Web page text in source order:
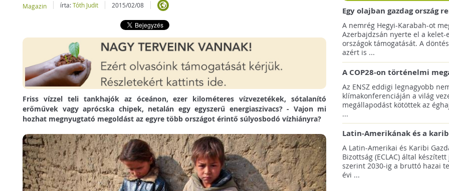
Magazin írta:Tóth Judit 2015/02/08
Friss vízzel teli tankhajók az óceánon, ezer kilométeres vízvezetékek, sótalanító
erőművek vagy aprócska chipek, netalán egy egyszerű energiaszivacs? - Vajon mi
hozhat megnyugtató megoldást az egyre több országot érintő súlyosbodó vízhiányra?
Egy olajban gazdag ország
jövőre a COP29 klímacsúcsot
A nemrég Hegyi-Karabah-ot
Azerbajdzsán nyerte el a kelet-
országok támogatását. A
azért is ...
A COP28-on történelmi
született! - Összefoglaló az
klímacsúcsáról
Az ENSZ eddigi legnagyobb
klímakonferenciáján a világ
megállapodást kötöttek az
...
Latin-Amerikának és a
térségnek növelniük kell
az éghajlatvédelmi célok
A Latin-Amerikai és Karibi
Bizottság (ECLAC) által
szerint 2030-ig a bruttó hazai
évi ...